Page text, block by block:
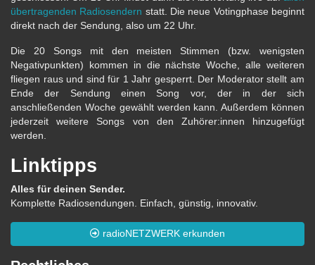
übertragenden Radiosendern statt. Die neue Votingphase beginnt
direkt nach der Sendung, also um 22 Uhr.
Die 20 Songs mit den meisten Stimmen (bzw. wenigsten
Negativpunkten) kommen in die nächste Woche, alle weiteren
fliegen raus und sind für 1 Jahr gesperrt. Der Moderator stellt am
Ende der Sendung einen Song vor, der in der sich
anschließenden Woche gewählt werden kann. Außerdem können
jederzeit weitere Songs von den Zuhörer:innen hinzugefügt
werden.
Linktipps
Alles für deinen Sender.
Komplette Radiosendungen. Einfach, günstig, innovativ.
radioNETZWERK erkunden